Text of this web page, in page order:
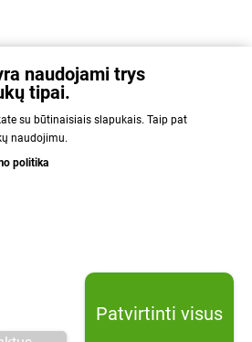
ir asmens duomenų tvarkymu.
naudojami trys
tipai.
su būtinaisiais slapukais. Taip pat
naudojimu.
politika
šių slapukų svetainė neveiks tinkamai.
SystemSystem required cookie.
Patvirtinti visus
draudžiama kopijuoti ir platinti svetainėje